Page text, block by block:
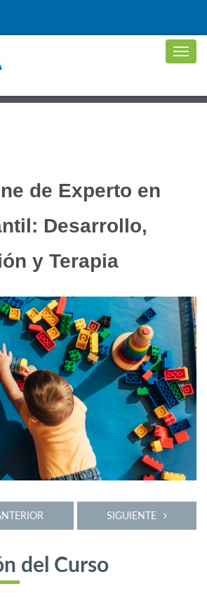
de Experto en
Desarrollo,
y Terapia
SIGUIENTE
del Curso